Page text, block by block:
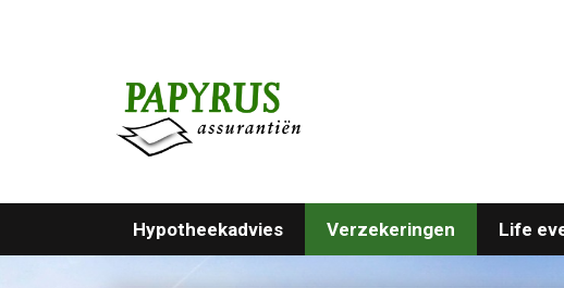
Hypotheekadvies Verzekeringen Life